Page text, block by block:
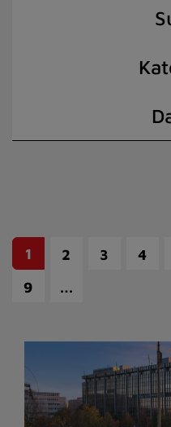
1 2 3 4
9
…